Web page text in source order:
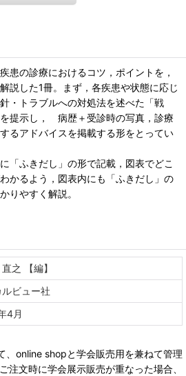
患の診療におけるコツ，ポイントを，
説した1冊。まず，各疾患や状態に応じ
・トラブルへの対処法を述べた「戦
提示し， 病歴＋受診時の写真，診療
るアドバイスを掲載する形をとってい
「ふきだし」の形で記載，図表でどこ
かるよう，図表内にも「ふきだし」の
りやすく解説。
之 【編】
ルビュー社
4月
、online shopと学会販売用を兼ねて管理
注文時に学会展示販売が重なった場合、